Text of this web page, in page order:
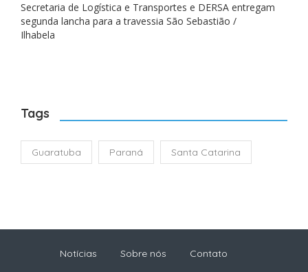
Secretaria de Logística e Transportes e DERSA entregam
segunda lancha para a travessia São Sebastião /
Ilhabela
Tags
Guaratuba Paraná Santa Catarina
Notícias Sobre nós Contato